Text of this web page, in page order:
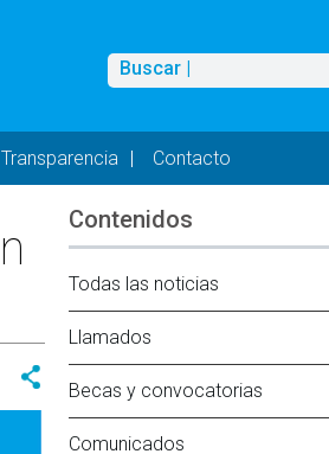
Buscar
Buscar |
Transparencia Contacto
Contenidos
Todas las noticias
Llamados
Becas y convocatorias
Comunicados